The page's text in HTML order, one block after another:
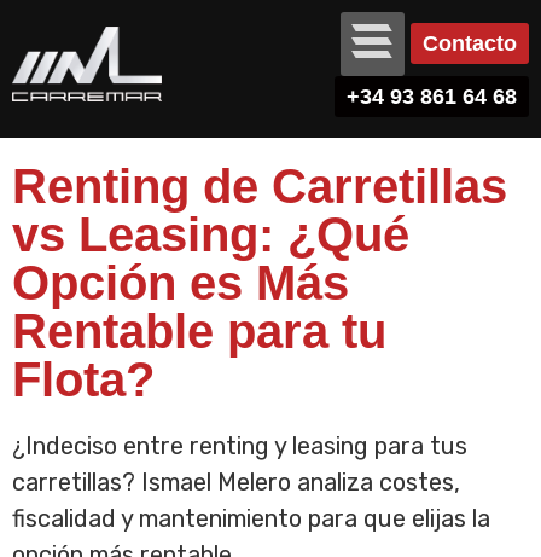
Contacto
+34 93 861 64 68
Renting de Carretillas
vs Leasing: ¿Qué
Opción es Más
Rentable para tu
Flota?
¿Indeciso entre renting y leasing para tus
carretillas? Ismael Melero analiza costes,
fiscalidad y mantenimiento para que elijas la